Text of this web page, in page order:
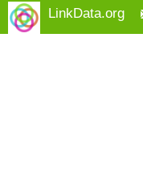
LinkData.org